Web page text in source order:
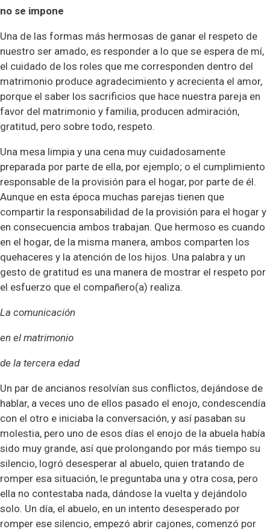
no se impone
Una de las formas más hermosas de ganar el respeto de
nuestro ser amado, es responder a lo que se espera de mí,
el cuidado de los roles que me corresponden dentro del
matrimonio produce agradecimiento y acrecienta el amor,
porque el saber los sacrificios que hace nuestra pareja en
favor del matrimonio y familia, producen admiración,
gratitud, pero sobre todo, respeto.
Una mesa limpia y una cena muy cuidadosamente
preparada por parte de ella, por ejemplo; o el cumplimiento
responsable de la provisión para el hogar, por parte de él.
Aunque en esta época muchas parejas tienen que
compartir la responsabilidad de la provisión para el hogar y
en consecuencia ambos trabajan. Que hermoso es cuando
en el hogar, de la misma manera, ambos comparten los
quehaceres y la atención de los hijos. Una palabra y un
gesto de gratitud es una manera de mostrar el respeto por
el esfuerzo que el compañero(a) realiza.
La comunicación
en el matrimonio
de la tercera edad
Un par de ancianos resolvían sus conflictos, dejándose de
hablar, a veces uno de ellos pasado el enojo, condescendía
con el otro e iniciaba la conversación, y así pasaban su
molestia, pero uno de esos días el enojo de la abuela había
sido muy grande, así que prolongando por más tiempo su
silencio, logró desesperar al abuelo, quien tratando de
romper esa situación, le preguntaba una y otra cosa, pero
ella no contestaba nada, dándose la vuelta y dejándolo
solo. Un día, el abuelo, en un intento desesperado por
romper ese silencio, empezó abrir cajones, comenzó por